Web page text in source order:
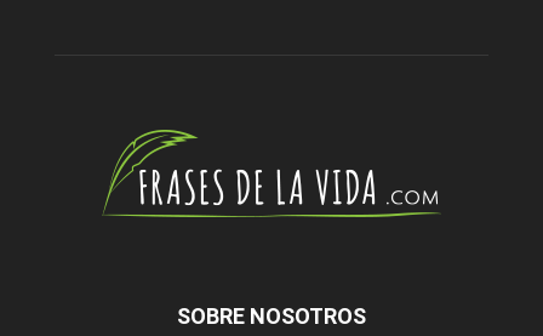
SOBRE NOSOTROS